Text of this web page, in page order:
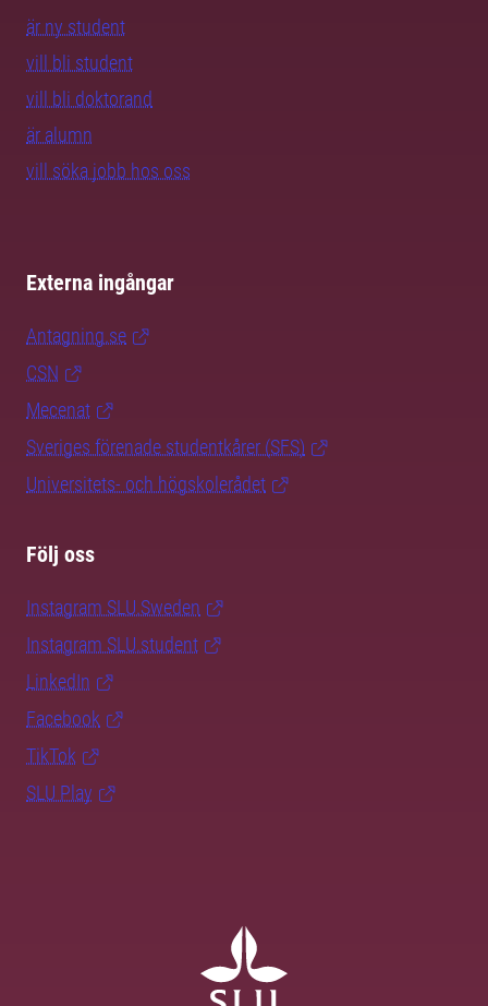
är ny student
vill bli student
vill bli doktorand
är alumn
vill söka jobb hos oss
Externa ingångar
Antagning.se
CSN
Mecenat
Sveriges förenade studentkårer (SFS)
Universitets- och högskolerådet
Följ oss
Instagram SLU.Sweden
Instagram SLU.student
LinkedIn
Facebook
TikTok
SLU Play